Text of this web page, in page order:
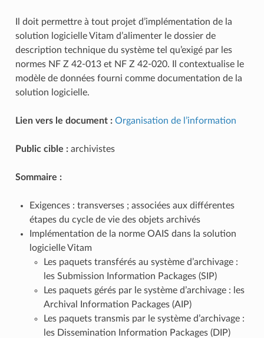
Il doit permettre à tout projet d’implémentation de la
solution logicielle Vitam d’alimenter le dossier de
description technique du système tel qu’exigé par les
normes NF Z 42‑013 et NF Z 42‑020. Il contextualise le
modèle de données fourni comme documentation de la
solution logicielle.
Lien vers le document : Organisation de l’information
Public cible :archivistes
Sommaire :
Exigences : transverses ; associées aux différentes
étapes du cycle de vie des objets archivés
Implémentation de la norme OAIS dans la solution
logicielle Vitam
Les paquets transférés au système d’archivage :
les Submission Information Packages (SIP)
Les paquets gérés par le système d’archivage : les
Archival Information Packages (AIP)
Les paquets transmis par le système d’archivage :
les Dissemination Information Packages (DIP)